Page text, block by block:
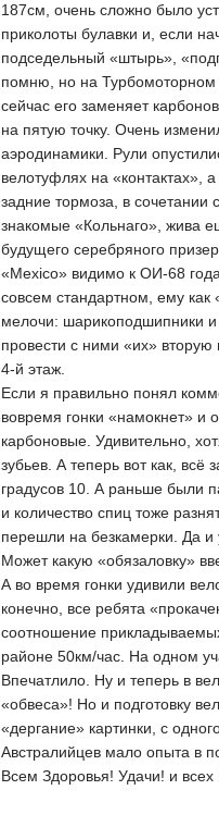
187см, очень сложно было
приколоты булавки и, если
подседельный «штырь»,
помню, но на Турбомоторном
сейчас его заменяет
на пятую точку. Очень
аэродинамики. Рули
велотуфлях на «контактах»,
задние тормоза, в
знакомые «Кольнаго», жива
будущего серебряного
«Мехicо» видимо к ОИ-68
совсем стандартном, ему
мелочи: шарикоподшипники
провести с ними «их» вторую
4-й этаж.
Если я правильно понял
вовремя гонки «намокнет» и
карбоновые. Удивительно,
зубьев. А теперь вот как,
градусов 10. А раньше были
и количество спиц тоже
перешли на безкамерки. Да и
Может какую «обязаловку»
А во время гонки удивили
конечно, все ребята
соотношение
районе 50км/час. На одном
Впечатлило. Ну и теперь в
«обвеса»! Но и подготовку
«дергание» картинки, с
Австралийцев мало опыта в
Всем Здоровья! Удачи! и всех